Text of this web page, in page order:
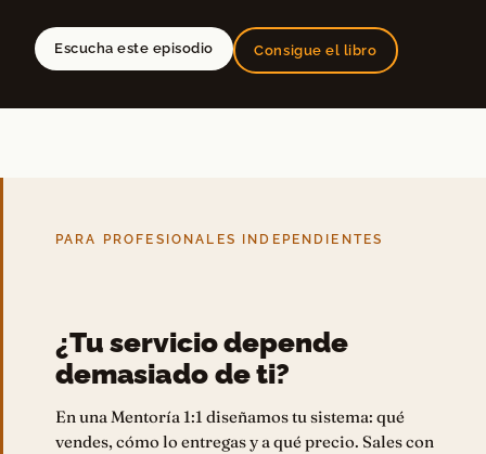
Escucha este episodio Consigue el libro
PARA PROFESIONALES INDEPENDIENTES
¿Tu servicio depende
demasiado de ti?
En una Mentoría 1:1 diseñamos tu sistema: qué
vendes, cómo lo entregas y a qué precio. Sales con